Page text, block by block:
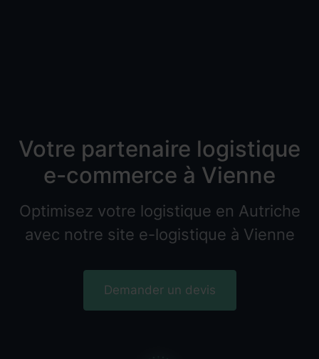
Votre partenaire logistique
e-commerce à Vienne
Optimisez votre logistique en Autriche
avec notre site e-logistique à Vienne
Demander un devis